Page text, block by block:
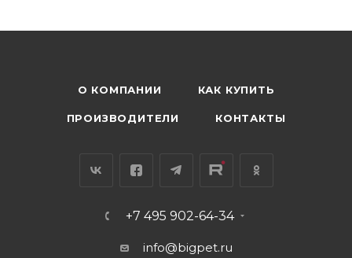
О КОМПАНИИ КАК КУПИТЬ
ПРОИЗВОДИТЕЛИ КОНТАКТЫ
+7 495 902-64-34
info@bigpet.ru